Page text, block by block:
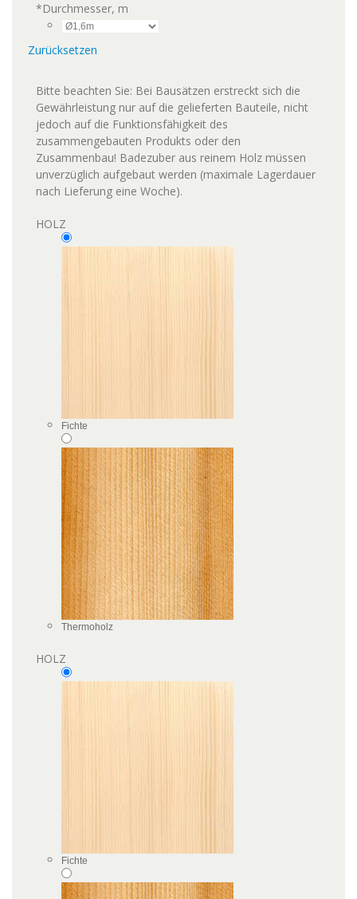
*Durchmesser, m
Zurücksetzen
Bitte beachten Sie: Bei Bausätzen erstreckt sich die
Gewährleistung nur auf die gelieferten Bauteile, nicht
jedoch auf die Funktionsfähigkeit des
zusammengebauten Produkts oder den
Zusammenbau! Badezuber aus reinem Holz müssen
unverzüglich aufgebaut werden (maximale Lagerdauer
nach Lieferung eine Woche).
HOLZ
Fichte
Thermoholz
HOLZ
Fichte